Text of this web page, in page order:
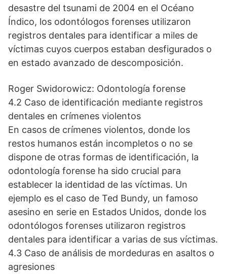
desastre del tsunami de 2004 en el Océano
Índico, los odontólogos forenses utilizaron
registros dentales para identificar a miles de
víctimas cuyos cuerpos estaban desfigurados o
en estado avanzado de descomposición.
Roger Swidorowicz: Odontología forense
4.2 Caso de identificación mediante registros
dentales en crímenes violentos
En casos de crímenes violentos, donde los
restos humanos están incompletos o no se
dispone de otras formas de identificación, la
odontología forense ha sido crucial para
establecer la identidad de las víctimas. Un
ejemplo es el caso de Ted Bundy, un famoso
asesino en serie en Estados Unidos, donde los
odontólogos forenses utilizaron registros
dentales para identificar a varias de sus víctimas.
4.3 Caso de análisis de mordeduras en asaltos o
agresiones